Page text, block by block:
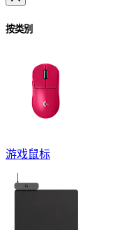
按类别
游戏鼠标